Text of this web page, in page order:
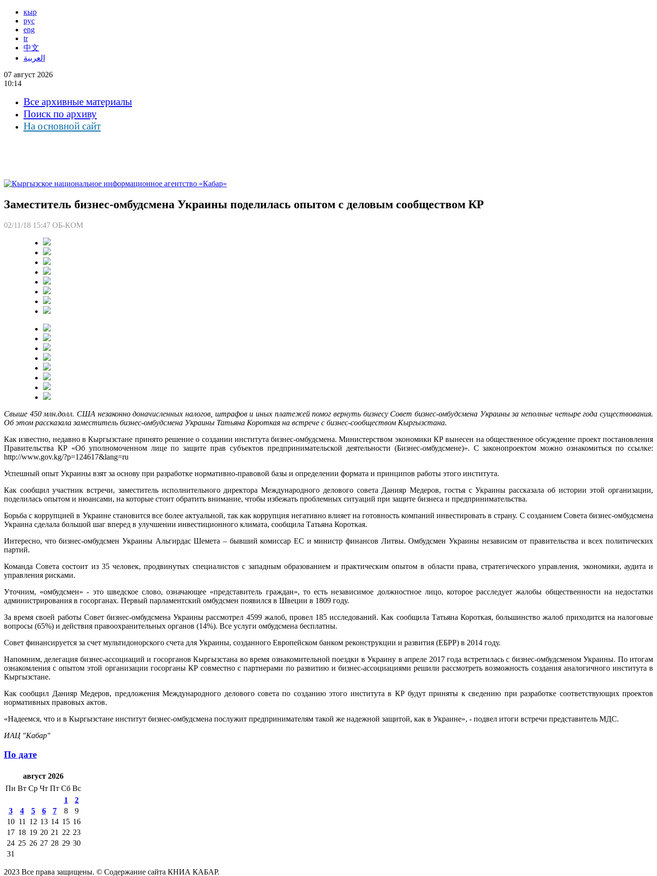
кыр
рус
eng
tr
中文
العربية
07 август 2026
10:14
Все архивные материалы
Поиск по архиву
На основной сайт
Заместитель бизнес-омбудсмена Украины поделилась опытом с деловым сообществом КР
02/11/18 15:47 ОБ-КОМ
Свыше 450 млн.долл. США незаконно доначисленных налогов, штрафов и иных платежей помог вернуть бизнесу Совет бизнес-омбудсмена Украины за неполные четыре года существования.
Об этом рассказала заместитель бизнес-омбудсмена Украины Татьяна Короткая на встрече с бизнес-сообществом Кыргызстана.
Как известно, недавно в Кыргызстане принято решение о создании института бизнес-омбудсмена. Министерством экономики КР вынесен на общественное обсуждение проект постановления
Правительства КР «Об уполномоченном лице по защите прав субъектов предпринимательской деятельности (Бизнес-омбудсмене)». С законопроектом можно ознакомиться по ссылке:
http://www.gov.kg/?p=124617&lang=ru
Успешный опыт Украины взят за основу при разработке нормативно-правовой базы и определении формата и принципов работы этого института.
Как сообщил участник встречи, заместитель исполнительного директора Международного делового совета Данияр Медеров, гостья с Украины рассказала об истории этой организации,
поделилась опытом и нюансами, на которые стоит обратить внимание, чтобы избежать проблемных ситуаций при защите бизнеса и предпринимательства.
Борьба с коррупцией в Украине становится все более актуальной, так как коррупция негативно влияет на готовность компаний инвестировать в страну. С созданием Совета бизнес-омбудсмена
Украина сделала большой шаг вперед в улучшении инвестиционного климата, сообщила Татьяна Короткая.
Интересно, что бизнес-омбудсмен Украины Альгирдас Шемета – бывший комиссар ЕС и министр финансов Литвы. Омбудсмен Украины независим от правительства и всех политических
партий.
Команда Совета состоит из 35 человек, продвинутых специалистов с западным образованием и практическим опытом в области права, стратегического управления, экономики, аудита и
управления рисками.
Уточним, «омбудсмен» - это шведское слово, означающее «представитель граждан», то есть независимое должностное лицо, которое расследует жалобы общественности на недостатки
администрирования в госорганах. Первый парламентский омбудсмен появился в Швеции в 1809 году.
За время своей работы Совет бизнес-омбудсмена Украины рассмотрел 4599 жалоб, провел 185 исследований. Как сообщила Татьяна Короткая, большинство жалоб приходится на налоговые
вопросы (65%) и действия правоохранительных органов (14%). Все услуги омбудсмена бесплатны.
Совет финансируется за счет мультидонорского счета для Украины, созданного Европейском банком реконструкции и развития (ЕБРР) в 2014 году.
Напомним, делегация бизнес-ассоциаций и госорганов Кыргызстана во время ознакомительной поездки в Украину в апреле 2017 года встретилась с бизнес-омбудсменом Украины. По итогам
ознакомления с опытом этой организации госорганы КР совместно с партнерами по развитию и бизнес-ассоциациями решили рассмотреть возможность создания аналогичного института в
Кыргызстане.
Как сообщил Данияр Медеров, предложения Международного делового совета по созданию этого института в КР будут приняты к сведению при разработке соответствующих проектов
нормативных правовых актов.
«Надеемся, что и в Кыргызстане институт бизнес-омбудсмена послужит предпринимателям такой же надежной защитой, как в Украине», - подвел итоги встречи представитель МДС.
ИАЦ "Кабар"
По дате
август 2026
Пн Вт Ср Чт Пт Сб Вс
1
2
3
4 5 6 7 8
9
10 11 12 13 14 15 16
17 18 19 20 21 22 23
24 25 26 27 28 29 30
31
2023 Все права защищены. © Содержание сайта КНИА КАБАР.